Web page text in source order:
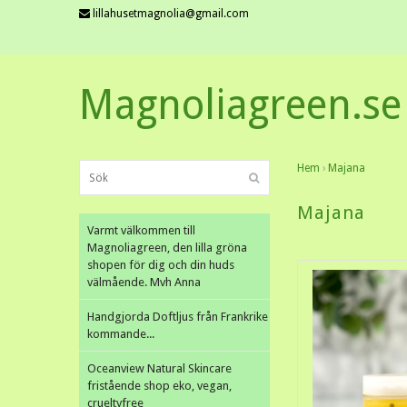
lillahusetmagnolia@gmail.com
Magnoliagreen.se
Varmt välkommen till
Magnoliagreen, den lilla gröna
shopen för dig och din huds
välmående. Mvh Anna
Handgjorda Doftljus från Frankrike
kommande...
Oceanview Natural Skincare
fristående shop eko, vegan,
crueltyfree
Hem › Majana
Majana